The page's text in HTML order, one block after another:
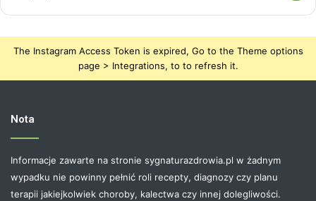
The Instagram Access Token is expired, Go to the Theme options
page > Integrations, to to refresh it.
Nota
Informacje zawarte na stronie sygnaturazdrowia.pl w żadnym
wypadku nie powinny pełnić roli recepty, diagnozy czy planu
terapii jakiejkolwiek choroby, kalectwa czy innej dolegliwości.